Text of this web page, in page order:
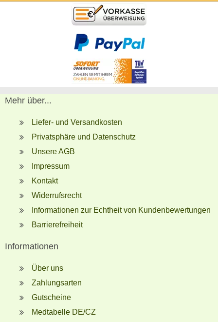
Mehr über...
Liefer- und Versandkosten
Privatsphäre und Datenschutz
Unsere AGB
Impressum
Kontakt
Widerrufsrecht
Informationen zur Echtheit von Kundenbewertungen
Barrierefreiheit
Informationen
Über uns
Zahlungsarten
Gutscheine
Medtabelle DE/CZ